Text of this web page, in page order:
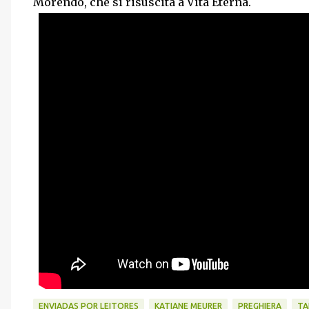
ENVIADAS POR LEITORES KATIANE MEURER PREGHIERA